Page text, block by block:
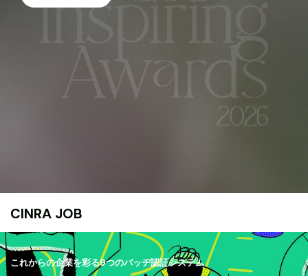
CINRA JOB
これからの企業を彩る9つのバッヂ認証システム